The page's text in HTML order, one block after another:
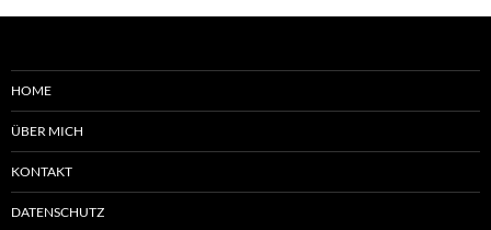
HOME
ÜBER MICH
KONTAKT
DATENSCHUTZ